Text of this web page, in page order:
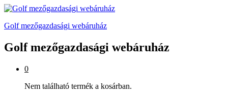
Golf mezőgazdasági webáruház
Golf mezőgazdasági webáruház
0
Nem található termék a kosárban.